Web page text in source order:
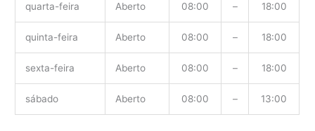
quarta-feira Aberto 08:00 – 18:00
quinta-feira Aberto 08:00 – 18:00
sexta-feira Aberto 08:00 – 18:00
sábado Aberto 08:00 – 13:00